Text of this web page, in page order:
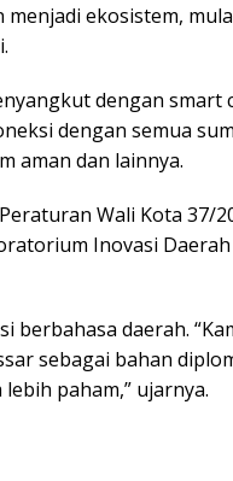
menjadi ekosistem,
dengan smart
dengan semua
aman dan lainnya.
Wali Kota 37/
Inovasi
berbahasa daerah.
sebagai bahan
paham,” ujarnya.